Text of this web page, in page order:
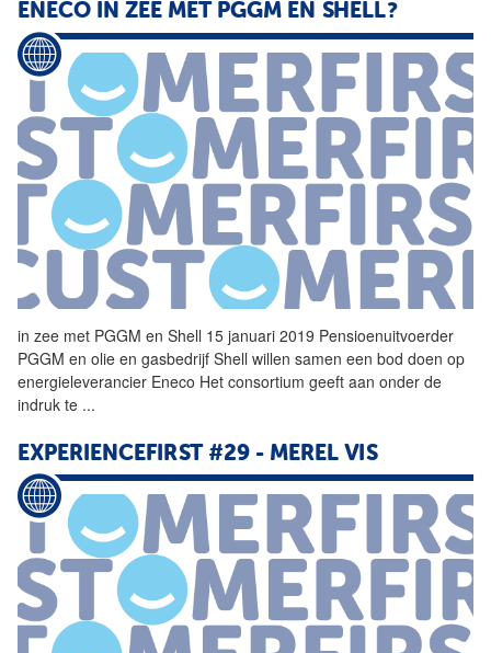
ENECO IN ZEE MET PGGM EN SHELL?
in zee met PGGM en Shell 15 januari 2019 Pensioenuitvoerder
PGGM en olie en gasbedrijf Shell willen samen een bod doen op
energieleverancier Eneco Het consortium geeft aan onder de
indruk te ...
EXPERIENCEFIRST #29 - MEREL VIS